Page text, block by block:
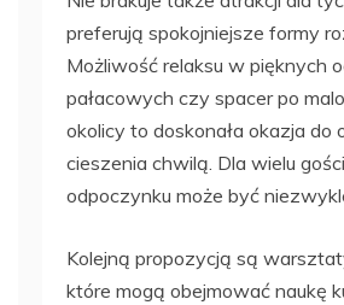
preferują spokojniejsze formy
Możliwość relaksu w pięknych
pałacowych czy spacer po
okolicy to doskonała okazja do
cieszenia chwilą. Dla wielu
odpoczynku może być
Kolejną propozycją są
które mogą obejmować naukę